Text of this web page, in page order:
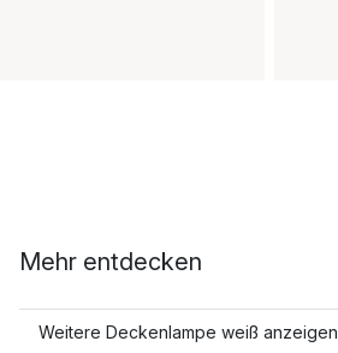
Mehr entdecken
Weitere Deckenlampe weiß anzeigen